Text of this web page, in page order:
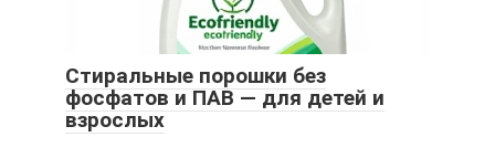
Стиральные порошки без
фосфатов и ПАВ — для детей и
взрослых